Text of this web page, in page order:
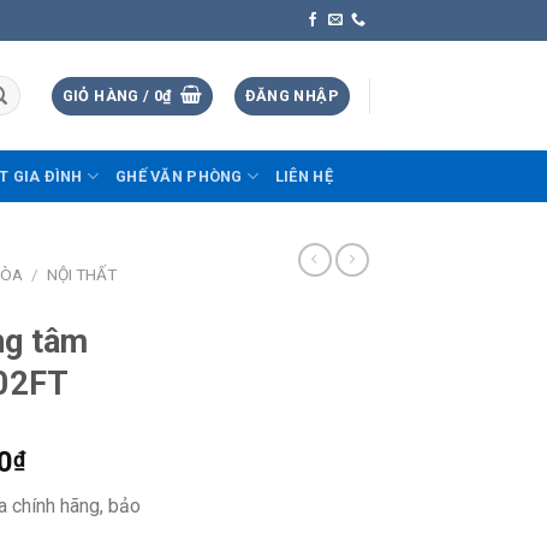
GIỎ HÀNG / 0₫ ĐĂNG NHẬP
GIA ĐÌNH GHẾ VĂN PHÒNG LIÊN HỆ
/ NỘI THẤT
tâm
₫
chính hãng, bảo